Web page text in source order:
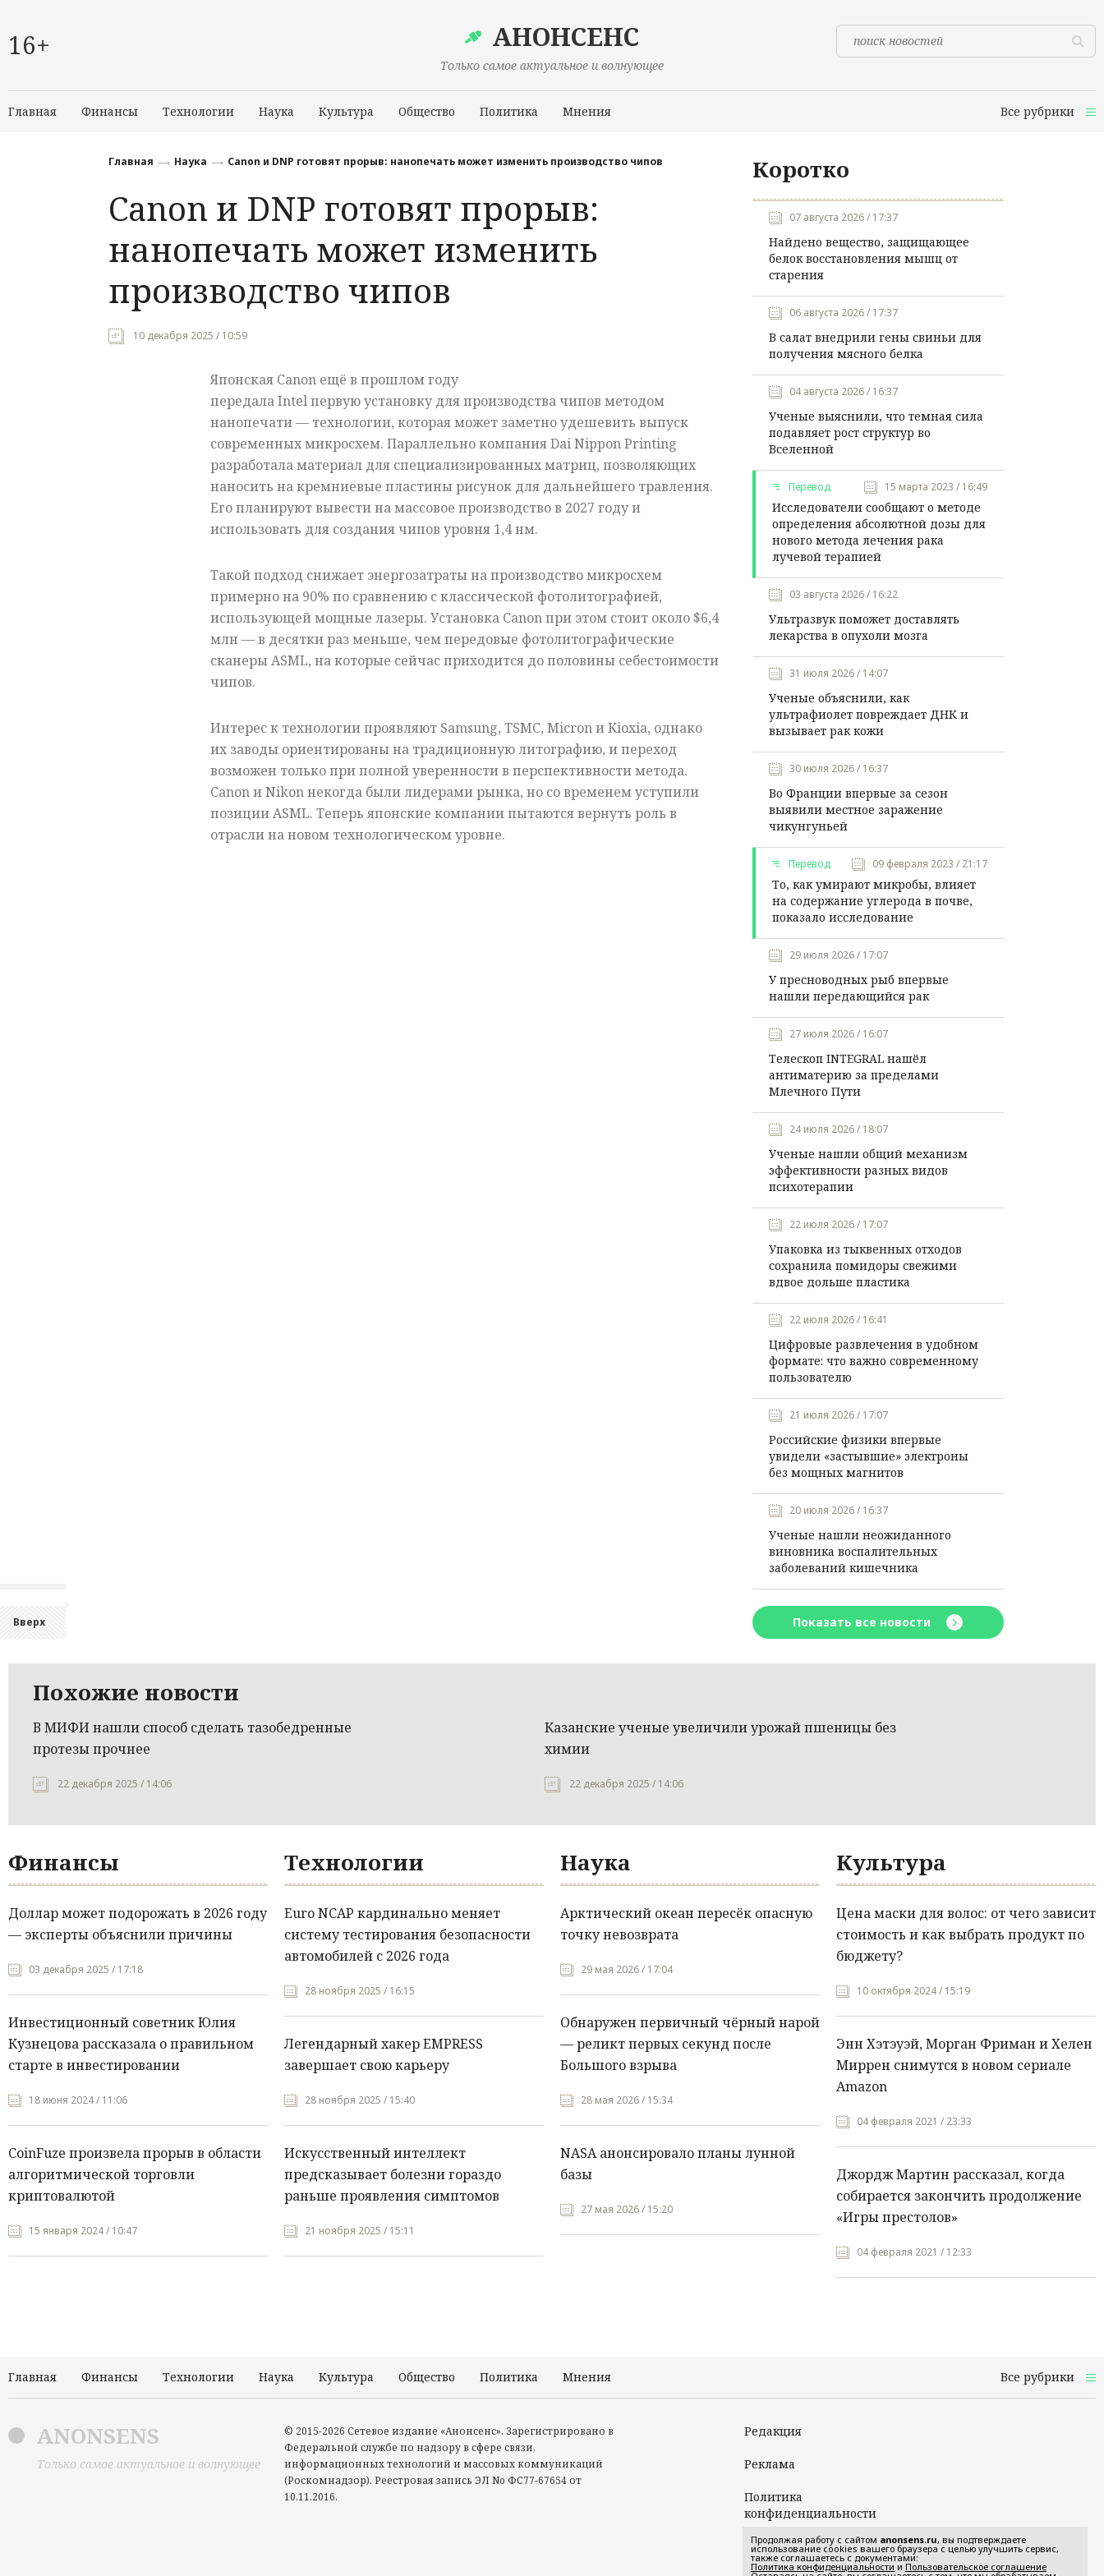
16+ АНОНСЕНС
Только самое актуальное и волнующее
Главная Финансы Технологии Наука Культура Общество Политика Мнения Все рубрики
Происшествия
Вверх
Главная Наука Canon и DNP готовят прорыв: нанопечать может изменить производство чипов
Canon и DNP готовят прорыв:
нанопечать может изменить
производство чипов
10 декабря 2025 / 10:59
Японская Canon ещё в прошлом году
передала Intel первую установку для производства чипов методом
нанопечати — технологии, которая может заметно удешевить выпуск
современных микросхем. Параллельно компания Dai Nippon Printing
разработала материал для специализированных матриц, позволяющих
наносить на кремниевые пластины рисунок для дальнейшего травления.
Его планируют вывести на массовое производство в 2027 году и
использовать для создания чипов уровня 1,4 нм.
Такой подход снижает энергозатраты на производство микросхем
примерно на 90% по сравнению с классической фотолитографией,
использующей мощные лазеры. Установка Canon при этом стоит около $6,4
млн — в десятки раз меньше, чем передовые фотолитографические
сканеры ASML, на которые сейчас приходится до половины себестоимости
чипов.
Интерес к технологии проявляют Samsung, TSMC, Micron и Kioxia, однако
их заводы ориентированы на традиционную литографию, и переход
возможен только при полной уверенности в перспективности метода.
Canon и Nikon некогда были лидерами рынка, но со временем уступили
позиции ASML. Теперь японские компании пытаются вернуть роль в
отрасли на новом технологическом уровне.
Коротко
07 августа 2026 / 17:37
Найдено вещество, защищающее
белок восстановления мышц от
старения
06 августа 2026 / 17:37
В салат внедрили гены свиньи для
получения мясного белка
04 августа 2026 / 16:37
Ученые выяснили, что темная сила
подавляет рост структур во
Вселенной
Перевод 15 марта 2023 / 16:49
Исследователи сообщают о методе
определения абсолютной дозы для
нового метода лечения рака
лучевой терапией
03 августа 2026 / 16:22
Ультразвук поможет доставлять
лекарства в опухоли мозга
31 июля 2026 / 14:07
Ученые объяснили, как
ультрафиолет повреждает ДНК и
вызывает рак кожи
30 июля 2026 / 16:37
Во Франции впервые за сезон
выявили местное заражение
чикунгуньей
Перевод 09 февраля 2023 / 21:17
То, как умирают микробы, влияет
на содержание углерода в почве,
показало исследование
29 июля 2026 / 17:07
У пресноводных рыб впервые
нашли передающийся рак
27 июля 2026 / 16:07
Телескоп INTEGRAL нашёл
антиматерию за пределами
Млечного Пути
24 июля 2026 / 18:07
Ученые нашли общий механизм
эффективности разных видов
психотерапии
22 июля 2026 / 17:07
Упаковка из тыквенных отходов
сохранила помидоры свежими
вдвое дольше пластика
22 июля 2026 / 16:41
Цифровые развлечения в удобном
формате: что важно современному
пользователю
21 июля 2026 / 17:07
Российские физики впервые
увидели «застывшие» электроны
без мощных магнитов
20 июля 2026 / 16:37
Ученые нашли неожиданного
виновника воспалительных
заболеваний кишечника
Показать все новости
Похожие новости
В МИФИ нашли способ сделать тазобедренные
протезы прочнее
22 декабря 2025 / 14:06
Казанские ученые увеличили урожай пшеницы без
химии
22 декабря 2025 / 14:06
Финансы
Доллар может подорожать в 2026 году
— эксперты объяснили причины
03 декабря 2025 / 17:18
Инвестиционный советник Юлия
Кузнецова рассказала о правильном
старте в инвестировании
18 июня 2024 / 11:06
CoinFuze произвела прорыв в области
алгоритмической торговли
криптовалютой
15 января 2024 / 10:47
Технологии
Euro NCAP кардинально меняет
систему тестирования безопасности
автомобилей с 2026 года
28 ноября 2025 / 16:15
Легендарный хакер EMPRESS
завершает свою карьеру
28 ноября 2025 / 15:40
Искусственный интеллект
предсказывает болезни гораздо
раньше проявления симптомов
21 ноября 2025 / 15:11
Наука
Арктический океан пересёк опасную
точку невозврата
29 мая 2026 / 17:04
Обнаружен первичный чёрный нарой
— реликт первых секунд после
Большого взрыва
28 мая 2026 / 15:34
NASA анонсировало планы лунной
базы
27 мая 2026 / 15:20
Культура
Цена маски для волос: от чего зависит
стоимость и как выбрать продукт по
бюджету?
10 октября 2024 / 15:19
Энн Хэтэуэй, Морган Фриман и Хелен
Миррен снимутся в новом сериале
Amazon
04 февраля 2021 / 23:33
Джордж Мартин рассказал, когда
собирается закончить продолжение
«Игры престолов»
04 февраля 2021 / 12:33
Главная Финансы Технологии Наука Культура Общество Политика Мнения Все рубрики
ANONSENS
Только самое актуальное и волнующее
© 2015-2026 Сетевое издание «Анонсенс». Зарегистрировано в
Федеральной службе по надзору в сфере связи,
информационных технологий и массовых коммуникаций
(Роскомнадзор). Реестровая запись ЭЛ No ФС77-67654 от
10.11.2016.
Редакция
Реклама
Политика
конфиденциальности
Пользовательское
соглашение
Продолжая работу с сайтом anonsens.ru, вы подтверждаете
использование cookies вашего браузера с целью улучшить сервис,
также соглашаетесь с документами:
Политика конфиденциальности и Пользовательское соглашение